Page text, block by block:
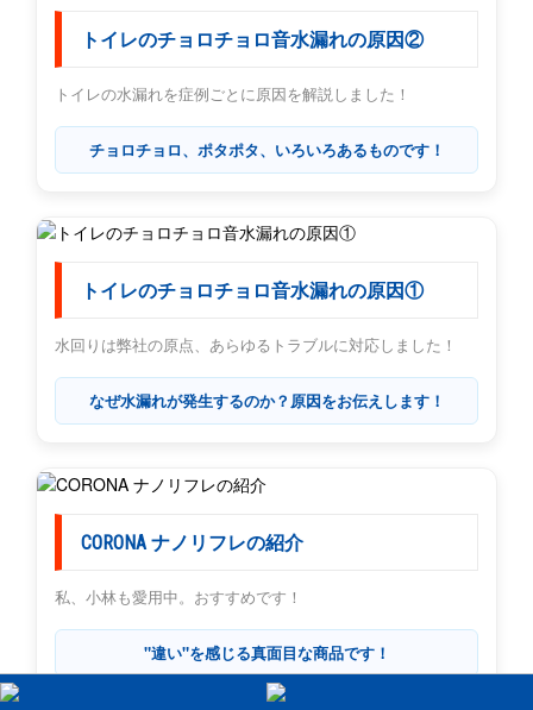
トイレのチョロチョロ音水漏れの原因②
トイレの水漏れを症例ごとに原因を解説しました！
チョロチョロ、ポタポタ、いろいろあるものです！
トイレのチョロチョロ音水漏れの原因①
水回りは弊社の原点、あらゆるトラブルに対応しました！
なぜ水漏れが発生するのか？原因をお伝えします！
CORONA ナノリフレの紹介
私、小林も愛用中。おすすめです！
"違い"を感じる真面目な商品です！